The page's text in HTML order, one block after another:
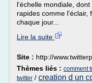
l'échelle mondiale,
rapides comme l'éclair,
chaque jour...
Lire la suite
Site : http://
Thèmes liés : comment
twitter / creation d un